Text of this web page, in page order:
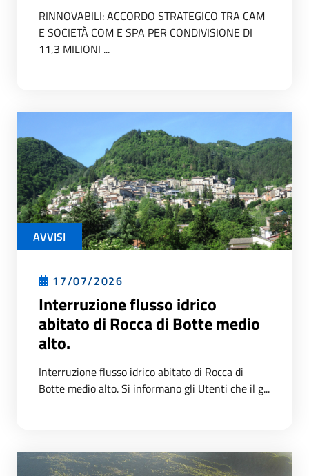
RINNOVABILI: ACCORDO STRATEGICO TRA CAM
E SOCIETÀ COM E SPA PER CONDIVISIONE DI
11,3 MILIONI ...
AVVISI
17/07/2026
Interruzione flusso idrico
abitato di Rocca di Botte medio
alto.
Interruzione flusso idrico abitato di Rocca di
Botte medio alto. Si informano gli Utenti che il g...